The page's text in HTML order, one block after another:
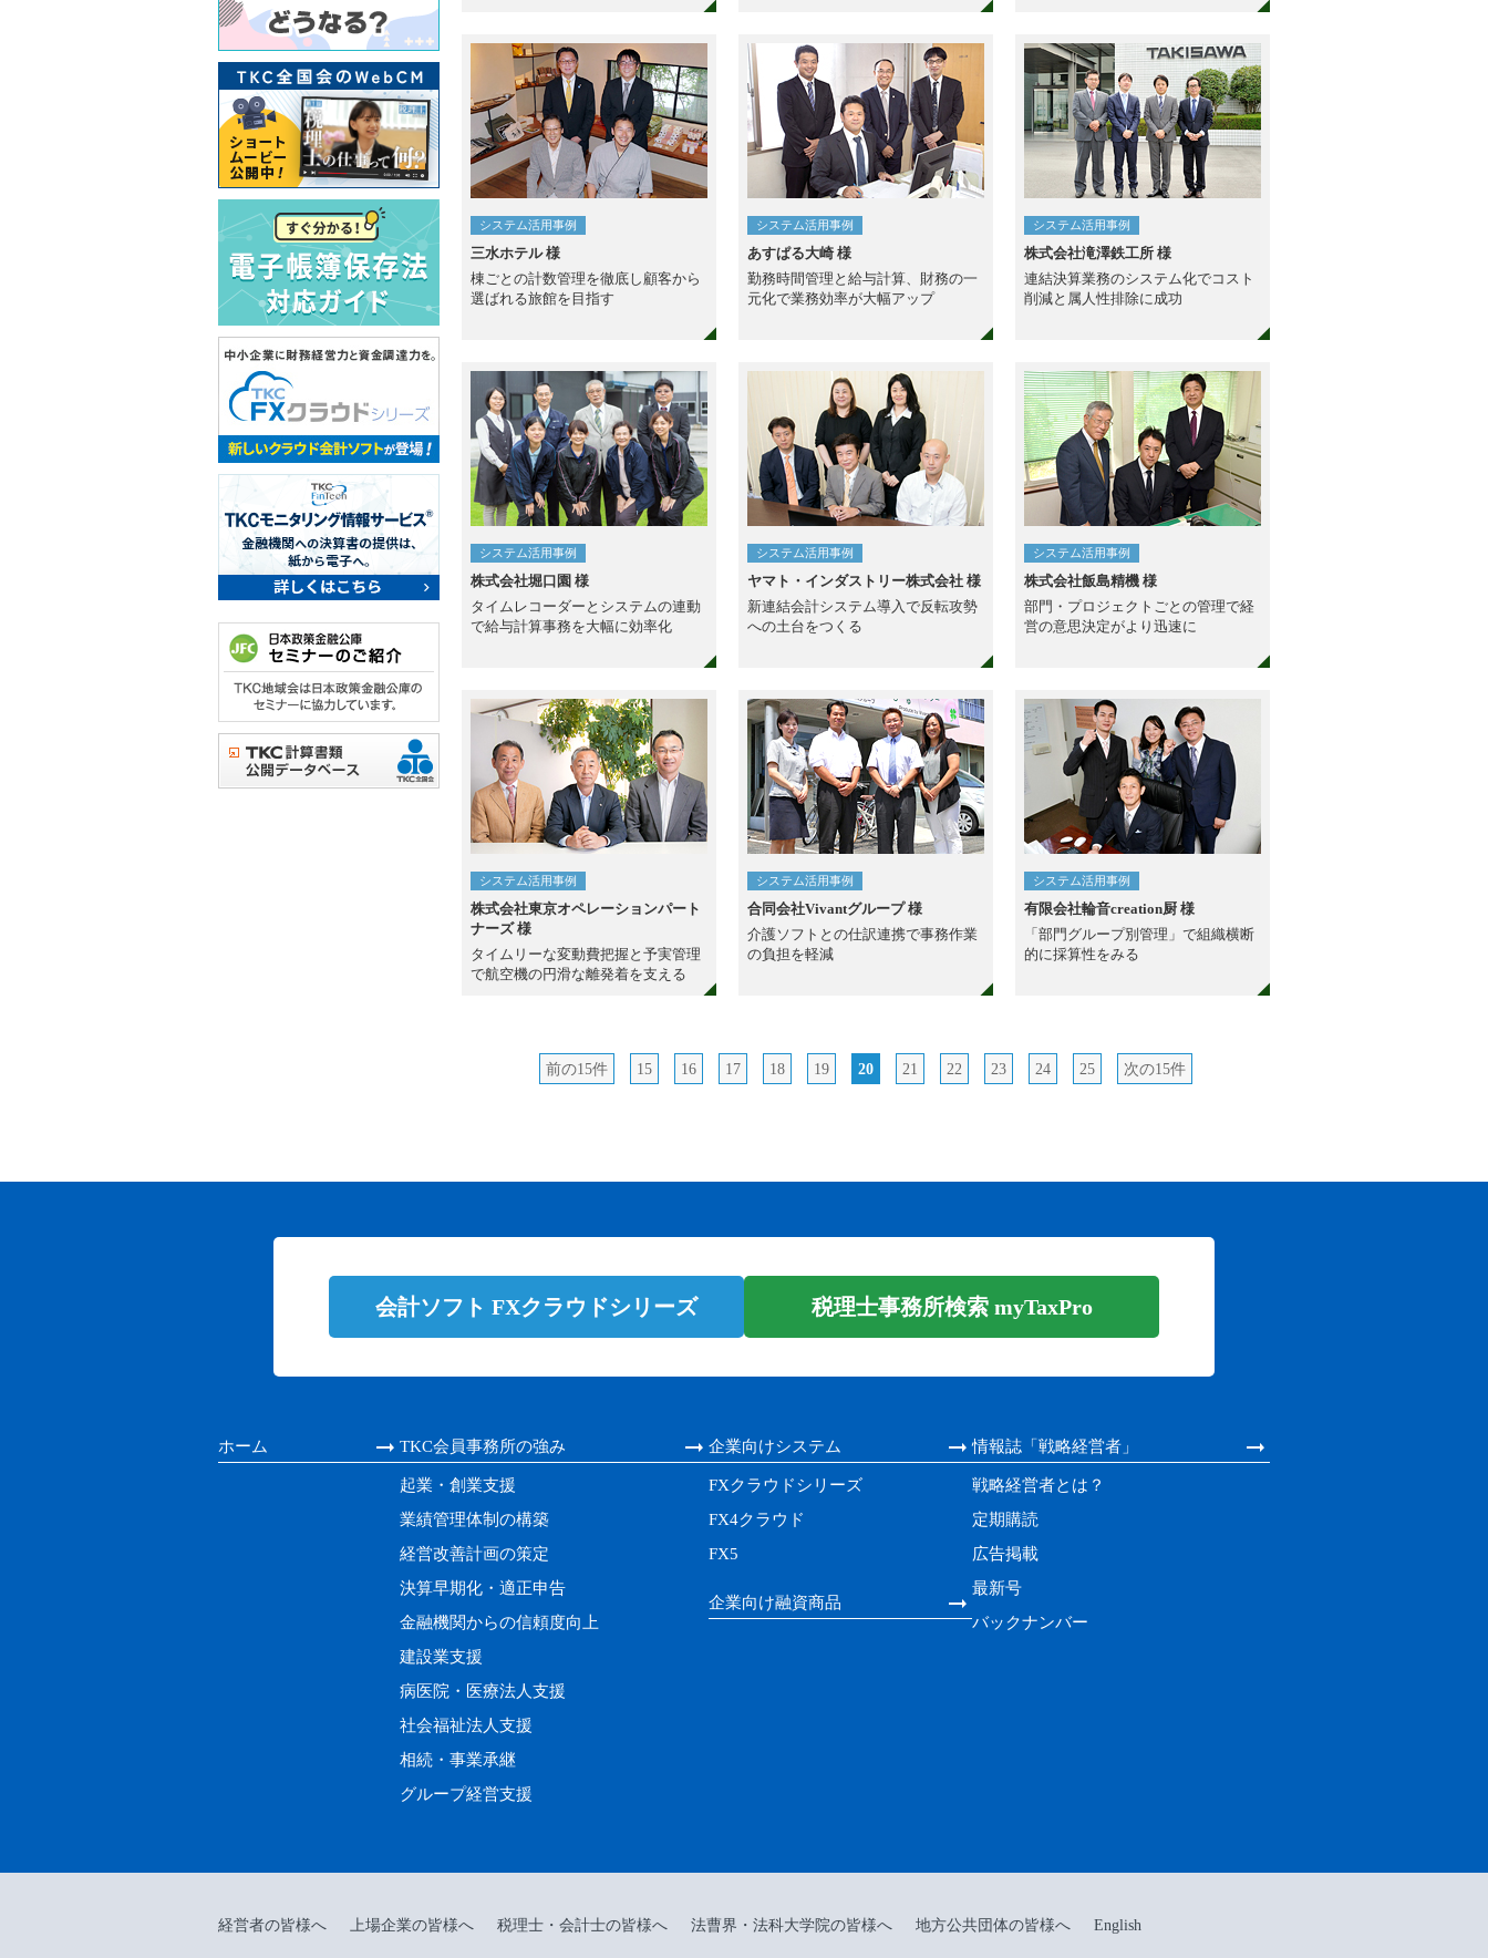
システム活用事例
三水ホテル 様
棟ごとの計数管理を徹底し顧客から
選ばれる旅館を目指す
システム活用事例
あすぱる大崎 様
勤務時間管理と給与計算、財務の一
元化で業務効率が大幅アップ
システム活用事例
株式会社滝澤鉄工所 様
連結決算業務のシステム化でコスト
削減と属人性排除に成功
システム活用事例
株式会社堀口園 様
タイムレコーダーとシステムの連動
で給与計算事務を大幅に効率化
システム活用事例
ヤマト・インダストリー株式会社 様
新連結会計システム導入で反転攻勢
への土台をつくる
システム活用事例
株式会社飯島精機 様
部門・プロジェクトごとの管理で経
営の意思決定がより迅速に
システム活用事例
株式会社東京オペレーションパート
ナーズ 様
タイムリーな変動費把握と予実管理
で航空機の円滑な離発着を支える
システム活用事例
合同会社Vivantグループ 様
介護ソフトとの仕訳連携で事務作業
の負担を軽減
システム活用事例
有限会社輪音creation厨 様
「部門グループ別管理」で組織横断
的に採算性をみる
前の15件 15 16 17 18 19 20 21 22 23 24 25 次の15件
会計ソフト FXクラウドシリーズ 税理士事務所検索 myTaxPro
ホーム TKC会員事務所の強み
起業・創業支援
業績管理体制の構築
経営改善計画の策定
決算早期化・適正申告
金融機関からの信頼度向上
建設業支援
病医院・医療法人支援
社会福祉法人支援
相続・事業承継
グループ経営支援
企業向けシステム
FXクラウドシリーズ
FX4クラウド
FX5
企業向け融資商品
情報誌「戦略経営者」
戦略経営者とは？
定期購読
広告掲載
最新号
バックナンバー
経営者の皆様へ 上場企業の皆様へ 税理士・会計士の皆様へ 法曹界・法科大学院の皆様へ 地方公共団体の皆様へ English